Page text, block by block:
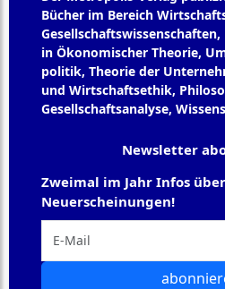
Bücher im Bereich
in Ökonomischer Theorie,
politik, Theorie der
und Wirtschaftsethik,
Gesellschaftsanalyse,
Newsletter
Zweimal im Jahr Infos
Neuerscheinungen!